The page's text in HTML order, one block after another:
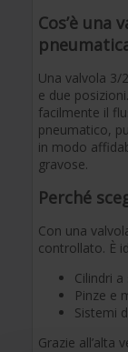
Cos’è una
Una valvola
e due
facilmente il
pneumatico,
in modo
gravose.
Perché
Con una
controllato. È
Cilindri
Pinze e
Sistemi
Grazie all’alta